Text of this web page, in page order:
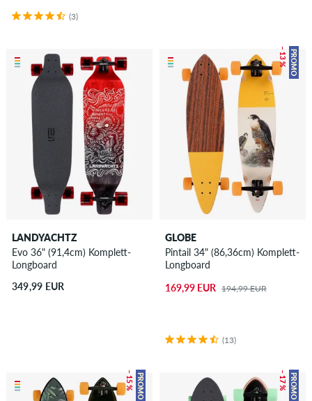
(3)
LANDYACHTZ
Evo 36" (91,4cm) Komplett-
Longboard
349,99 EUR
PROMO
– 13 %
GLOBE
Pintail 34" (86,36cm) Komplett-
Longboard
169,99 EUR 194,99 EUR
(13)
PROMO
– 15 % PROMO
– 17 %